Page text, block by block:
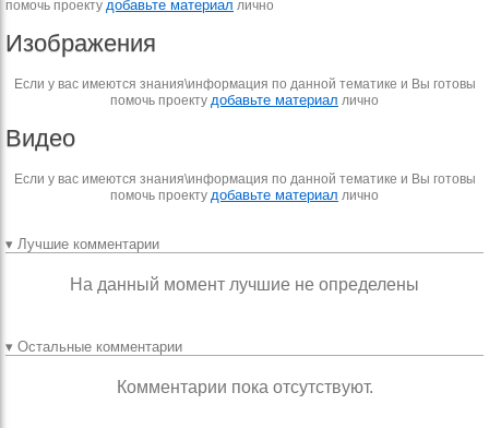
помочь проекту добавьте материал лично
Изображения
Если у вас имеются знания\информация по данной тематике и Вы готовы
помочь проекту добавьте материал лично
Видео
Если у вас имеются знания\информация по данной тематике и Вы готовы
помочь проекту добавьте материал лично
▾ Лучшие комментарии
На данный момент лучшие не определены
▾ Остальные комментарии
Комментарии пока отсутствуют.